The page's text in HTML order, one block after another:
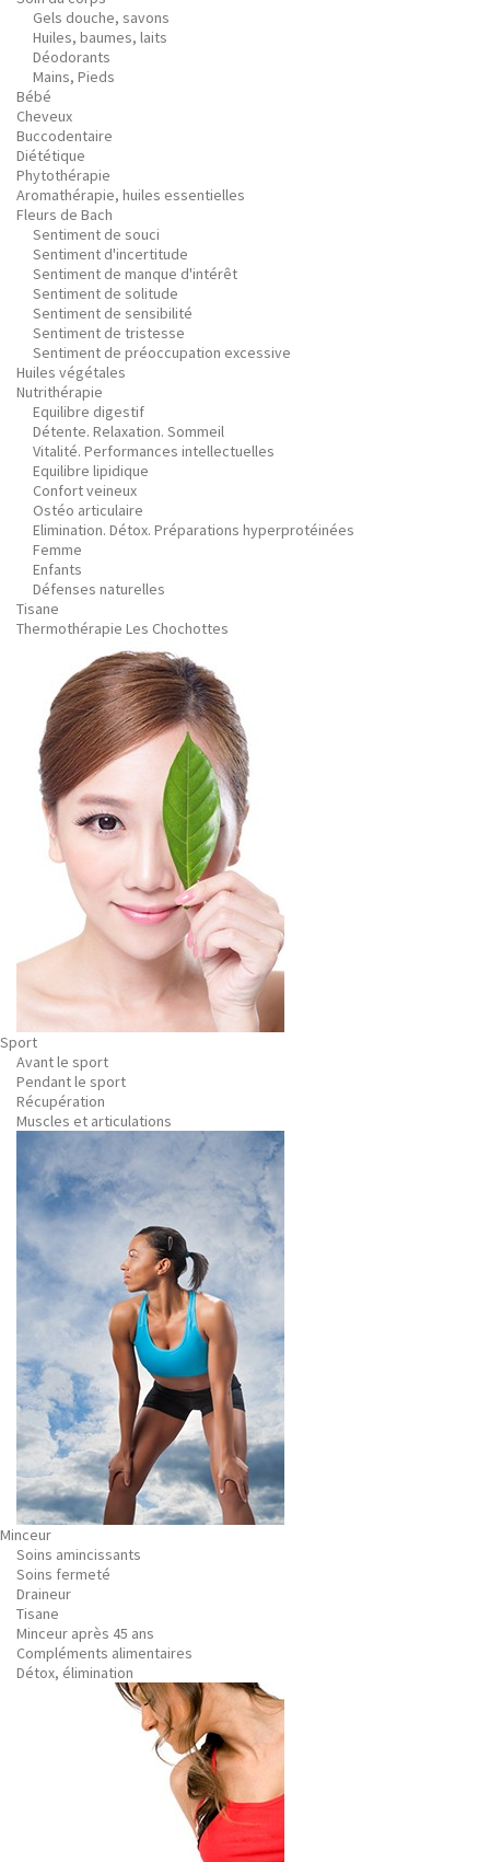
Gels douche, savons
Huiles, baumes, laits
Déodorants
Mains, Pieds
Bébé
Cheveux
Buccodentaire
Diététique
Phytothérapie
Aromathérapie, huiles essentielles
Fleurs de Bach
Sentiment de souci
Sentiment d'incertitude
Sentiment de manque d'intérêt
Sentiment de solitude
Sentiment de sensibilité
Sentiment de tristesse
Sentiment de préoccupation excessive
Huiles végétales
Nutrithérapie
Equilibre digestif
Détente. Relaxation. Sommeil
Vitalité. Performances intellectuelles
Equilibre lipidique
Confort veineux
Ostéo articulaire
Elimination. Détox. Préparations hyperprotéinées
Femme
Enfants
Défenses naturelles
Tisane
Thermothérapie Les Chochottes
Sport
Avant le sport
Pendant le sport
Récupération
Muscles et articulations
Minceur
Soins amincissants
Soins fermeté
Draineur
Tisane
Minceur après 45 ans
Compléments alimentaires
Détox, élimination